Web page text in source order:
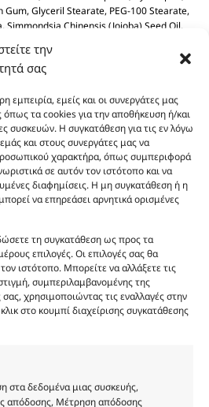
την
σας
εμπειρία, εμείς και οι συνεργάτες μας
όπως τα cookies για την αποθήκευση ή/και
συσκευών. Η συγκατάθεση για τις εν λόγω
και στους συνεργάτες μας να
χαρακτήρα, όπως συμπεριφορά
σε αυτόν τον ιστότοπο και να
διαφημίσεις. Η μη συγκατάθεση ή η
να επηρεάσει αρνητικά ορισμένες
τη συγκατάθεση ως προς τα
επιλογές. Οι επιλογές σας θα
ιστότοπο. Μπορείτε να αλλάξετε τις
συμπεριλαμβανομένης της
χρησιμοποιώντας τις εναλλαγές στην
στο κουμπί διαχείρισης συγκατάθεσης
στα δεδομένα μιας συσκευής,
απόδοσης, Μέτρηση απόδοσης
Glyceril Stearate, PEG-100 Stearate,
Simmondsia Chinensis (Jojoba) Seed Oil,
Amygdalus Dulcis (Sweet Almond) Oil
Phenoxyethanol, Chlorphenesin
είναι ενδεικτικές
το εικονιζόμενο προϊόν.
της επιλογής σας.
αντιστοιχούν στα
δεν ανταποκρίνονται στην
της επιχείρησης μας δεν
και η εξαπάτηση του
εμπνευσμένα από τα
γνωστών οίκων. Οι
και τα σήματα των